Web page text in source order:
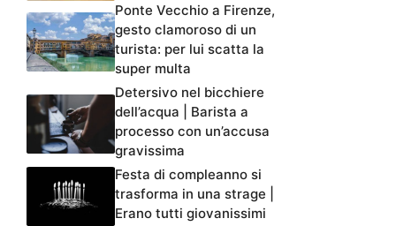
Ponte Vecchio a Firenze,
gesto clamoroso di un
turista: per lui scatta la
super multa
Detersivo nel bicchiere
dell’acqua | Barista a
processo con un’accusa
gravissima
Festa di compleanno si
trasforma in una strage |
Erano tutti giovanissimi